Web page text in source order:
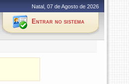
Natal, 07 de Agosto de 2026
Entrar no sistema